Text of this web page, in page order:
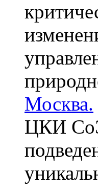
Москва.
ЦКИ